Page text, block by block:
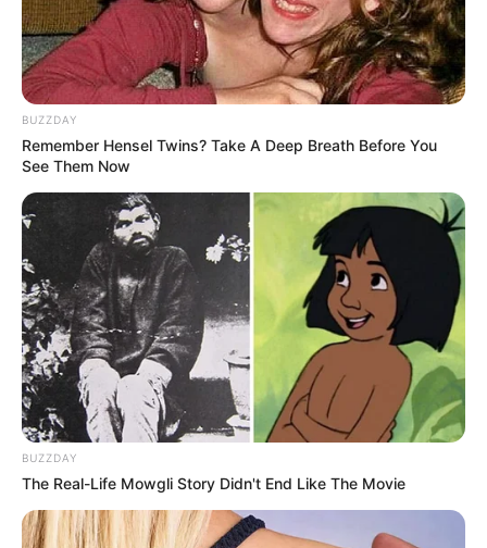
LIHAT ARTIKEL LAINNYA
BUZZDAY
Remember Hensel Twins? Take A Deep Breath Before You
See Them Now
BUZZDAY
The Real-Life Mowgli Story Didn't End Like The Movie